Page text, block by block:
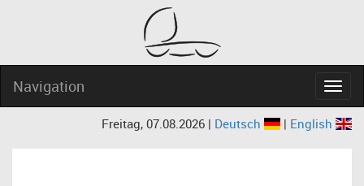
Navigation
Freitag, 07.08.2026 | Deutsch | English